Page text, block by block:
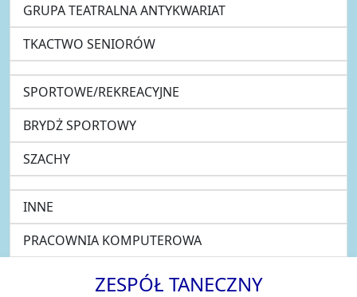
GRUPA TEATRALNA ANTYKWARIAT
TKACTWO SENIORÓW
SPORTOWE/REKREACYJNE
BRYDŻ SPORTOWY
SZACHY
INNE
PRACOWNIA KOMPUTEROWA
ZESPÓŁ TANECZNY